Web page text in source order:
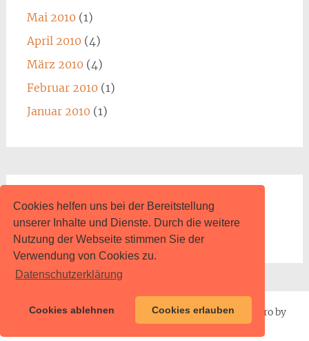
Cookies helfen uns bei der Bereitstellung
unserer Inhalte und Dienste. Durch die weitere
Nutzung der Webseite stimmen Sie der
Verwendung von Cookies zu.
Datenschutzerklärung
Cookies ablehnen Cookies erlauben
Mai 2010 (1)
April 2010 (4)
März 2010 (4)
Februar 2010 (1)
Januar 2010 (1)
Impressum
www.content.de
Proudly powered by WordPress| Theme: Radiate Pro by
ThemeGrill.